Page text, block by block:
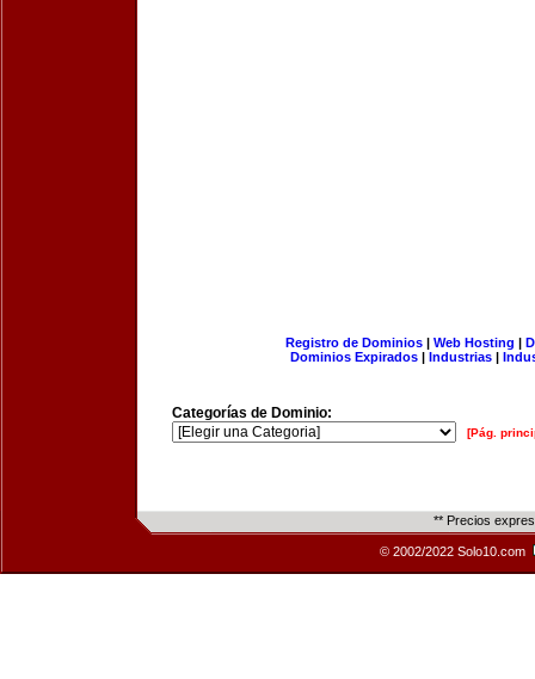
Registro de Dominios| Web Hosting |
Dominios Expirados | Industrias |
Categorías de Dominio:
[Pág.
** Precios
© 2002/2022 Solo10.com